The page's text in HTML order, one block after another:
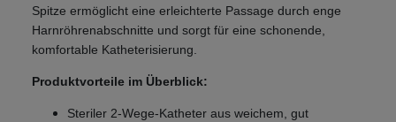
Spitze ermöglicht eine erleichterte Passage durch enge
Harnröhrenabschnitte und sorgt für eine schonende,
komfortable Katheterisierung.
Produktvorteile im Überblick:
Steriler 2-Wege-Katheter aus weichem, gut